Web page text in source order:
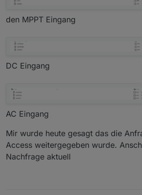
den MPPT Eingang
DC Eingang
AC Eingang
Mir wurde heute gesagt das die
Access weitergegeben wurde.
Nachfrage aktuell